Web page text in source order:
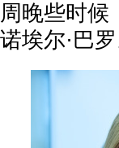
周晚些时候
诺埃尔·巴罗